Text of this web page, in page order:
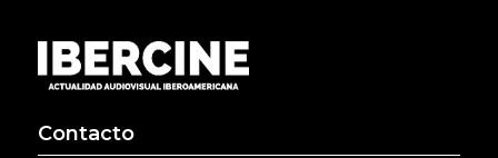
Contacto